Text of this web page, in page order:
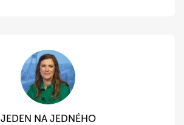
JEDEN NA JEDNÉHO